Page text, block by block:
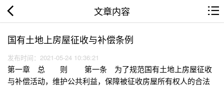
文章内容
国有土地上房屋征收与补偿条例
发布时间：2021-05-24 10:36:21
第一章 总 则 第一条 为了规范国有土地上房屋征收
与补偿活动，维护公共利益，保障被征收房屋所有权人的合法